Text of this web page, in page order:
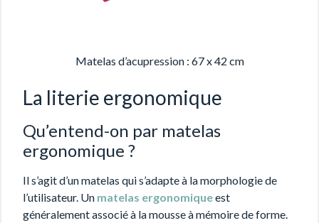
Matelas d’acupression : 67 x 42 cm
La literie ergonomique
Qu’entend-on par matelas
ergonomique ?
Il s’agit d’un matelas qui s’adapte à la morphologie de
l’utilisateur. Un matelas ergonomiqueest
généralement associé à la mousse à mémoire de forme.